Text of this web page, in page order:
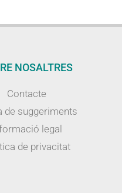
NOSALTRES
Contacte
de suggeriments
legal
de privacitat